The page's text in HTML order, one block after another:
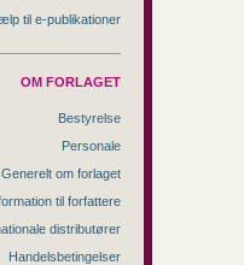
til e-publikationer
OM FORLAGET
Bestyrelse
Personale
Generelt om forlaget
til forfattere
distributører
Handelsbetingelser